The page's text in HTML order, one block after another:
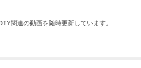
関連の動画を随時更新しています。